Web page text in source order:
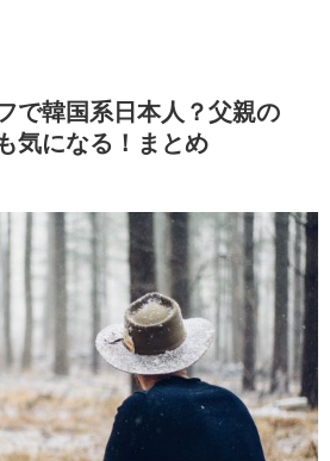
で韓国系日本人？父親の
気になる！まとめ